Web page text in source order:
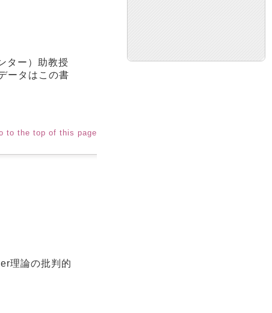
ター）助教授
ータはこの書
to the top of this page
理論の批判的